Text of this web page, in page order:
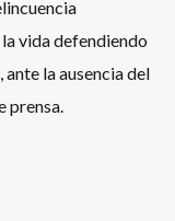
vida defendiendo
la ausencia del
prensa.